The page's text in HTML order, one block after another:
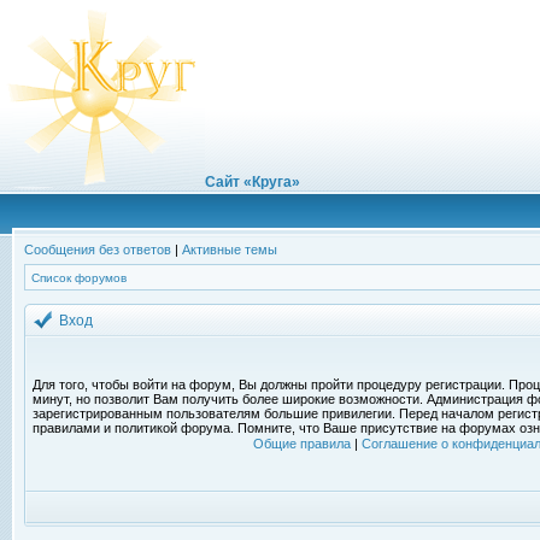
Сайт «Круга»
Сообщения без ответов | Активные темы
Список форумов
Вход
Для того, чтобы войти на форум, Вы должны пройти процедуру регистрации.
минут, но позволит Вам получить более широкие возможности. Администрация
зарегистрированным пользователям большие привилегии. Перед началом
правилами и политикой форума. Помните, что Ваше присутствие на форумах
Общие правила| Соглашение о